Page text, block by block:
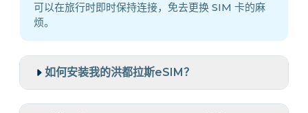
可以在旅行时即时保持连接，免去更换 SIM 卡的麻
烦。
如何安装我的洪都拉斯eSIM？